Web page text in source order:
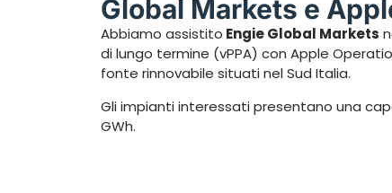
Global Markets e
Abbiamo assistito Engie Global Markets
di lungo termine (vPPA) con Apple
fonte rinnovabile situati nel Sud Italia.
Gli impianti interessati presentano una
GWh.